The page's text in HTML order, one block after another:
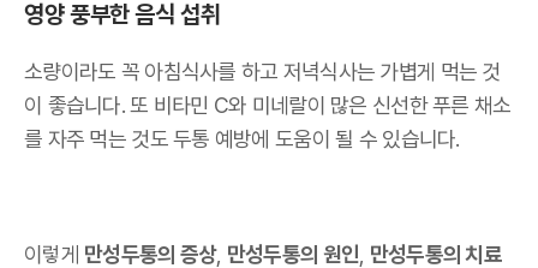
영양 풍부한 음식 섭취
소량이라도 꼭 아침식사를 하고 저녁식사는 가볍게 먹는 것
이 좋습니다. 또 비타민 C와 미네랄이 많은 신선한 푸른 채소
를 자주 먹는 것도 두통 예방에 도움이 될 수 있습니다.
이렇게 만성두통의 증상, 만성두통의 원인 만성두통의 치료